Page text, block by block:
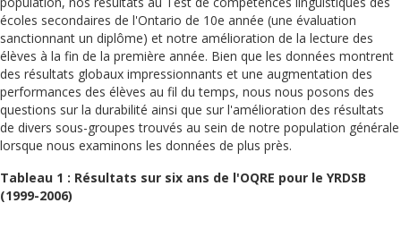
écoles secondaires de l'Ontario de 10e année (une évaluation
sanctionnant un diplôme) et notre amélioration de la lecture des
élèves à la fin de la première année. Bien que les données montrent
des résultats globaux impressionnants et une augmentation des
performances des élèves au fil du temps, nous nous posons des
questions sur la durabilité ainsi que sur l'amélioration des résultats
de divers sous-groupes trouvés au sein de notre population générale
lorsque nous examinons les données de plus près.
Tableau 1 : Résultats sur six ans de l'OQRE pour le YRDSB
(1999-2006)